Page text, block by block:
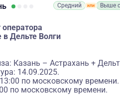
Средний Выше
Дельте Волги
Казань – Астрахань +
14.09.2025.
по московскому времени.
по московскому времени.